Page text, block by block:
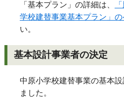
「基本プラン」の詳細は、
学校建替事業基本プラン」の
い。
基本設計事業者の決定
中原小学校建替事業の基本
ました。